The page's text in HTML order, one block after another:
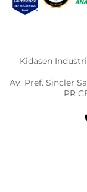
Kidasen
Av. Pref. Sincler
PR